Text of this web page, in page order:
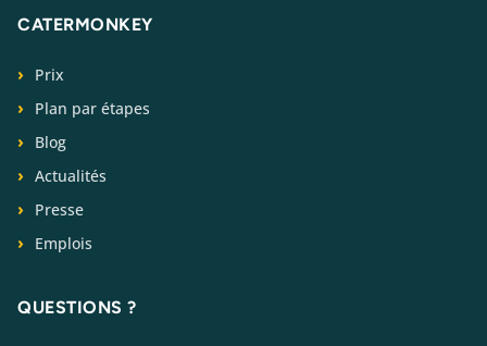
CATERMONKEY
Prix
Plan par étapes
Blog
Actualités
Presse
Emplois
QUESTIONS ?